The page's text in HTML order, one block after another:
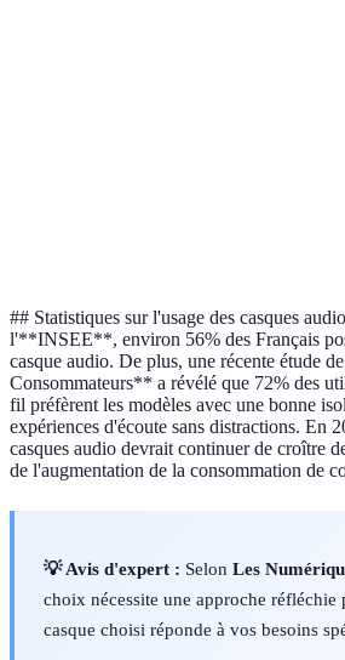
## Statistiques sur l'usage des casques
l'**INSEE**, environ 56% des Français
casque audio. De plus, une récente étude
Consommateurs** a révélé que 72% des
fil préfèrent les modèles avec une bonne
expériences d'écoute sans distractions. En
casques audio devrait continuer de croître
de l'augmentation de la consommation de
💡 Avis d'expert : Selon Les
choix nécessite une approche réfléchie
casque choisi réponde à vos besoins